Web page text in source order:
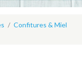
Confitures & Miel